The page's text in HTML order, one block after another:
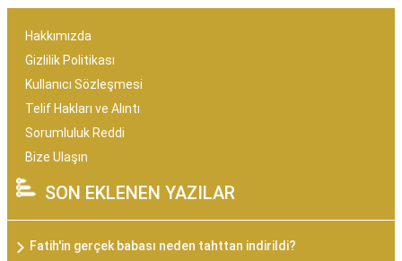
Hakkımızda
Gizlilik Politikası
Kullanıcı Sözleşmesi
Telif Hakları ve Alıntı
Sorumluluk Reddi
Bize Ulaşın
SON EKLENEN YAZILAR
Fatih'in gerçek babası neden tahttan indirildi?